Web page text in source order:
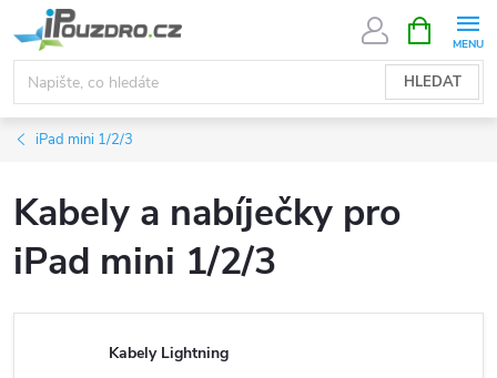
na
obsah
HLEDAT
NÁKUPNÍ
KOŠÍK
iPad mini 1/2/3
Kabely a nabíječky pro
iPad mini 1/2/3
Kabely Lightning